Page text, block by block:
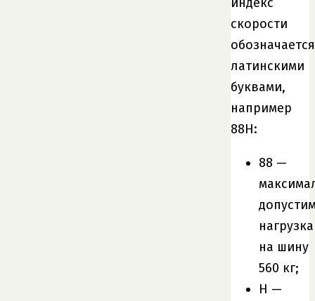
скорости
обозначается
латинскими
буквами,
например
88H:
88 —
нагрузка
на шину
560 кг;
H —